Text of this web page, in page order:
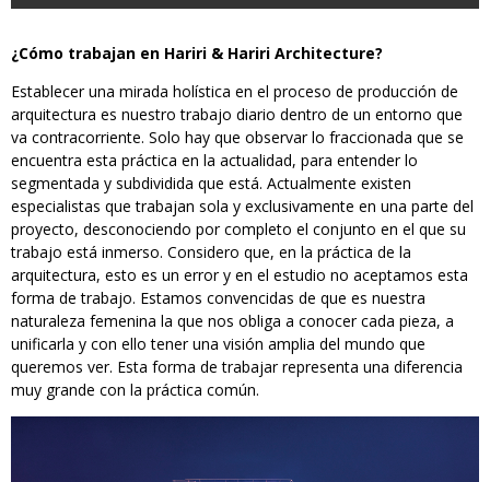
¿Cómo trabajan en Hariri & Hariri Architecture?
Establecer una mirada holística en el proceso de producción de
arquitectura es nuestro trabajo diario dentro de un entorno que
va contracorriente. Solo hay que observar lo fraccionada que se
encuentra esta práctica en la actualidad, para entender lo
segmentada y subdividida que está. Actualmente existen
especialistas que trabajan sola y exclusivamente en una parte del
proyecto, desconociendo por completo el conjunto en el que su
trabajo está inmerso. Considero que, en la práctica de la
arquitectura, esto es un error y en el estudio no aceptamos esta
forma de trabajo. Estamos convencidas de que es nuestra
naturaleza femenina la que nos obliga a conocer cada pieza, a
unificarla y con ello tener una visión amplia del mundo que
queremos ver. Esta forma de trabajar representa una diferencia
muy grande con la práctica común.